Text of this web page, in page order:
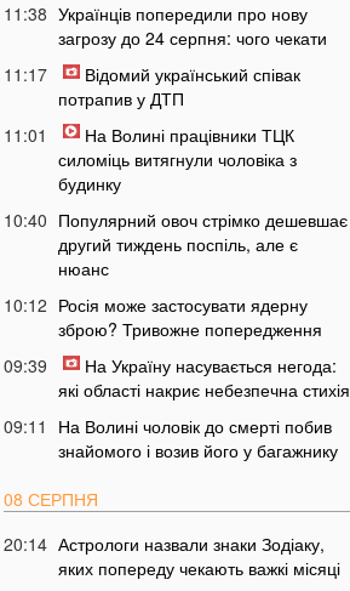
11:38 Українців попередили про нову
загрозу до 24 серпня: чого чекати
11:17
Відомий український співак
потрапив у ДТП
11:01
На Волині працівники ТЦК
силоміць витягнули чоловіка з
будинку
10:40 Популярний овоч стрімко дешевшає
другий тиждень поспіль, але є
нюанс
10:12 Росія може застосувати ядерну
зброю? Тривожне попередження
09:39
На Україну насувається негода:
які області накриє небезпечна стихія
09:11
На Волині чоловік до смерті побив
знайомого і возив його у багажнику
08 СЕРПНЯ
20:14 Астрологи назвали знаки Зодіаку,
яких попереду чекають важкі місяці